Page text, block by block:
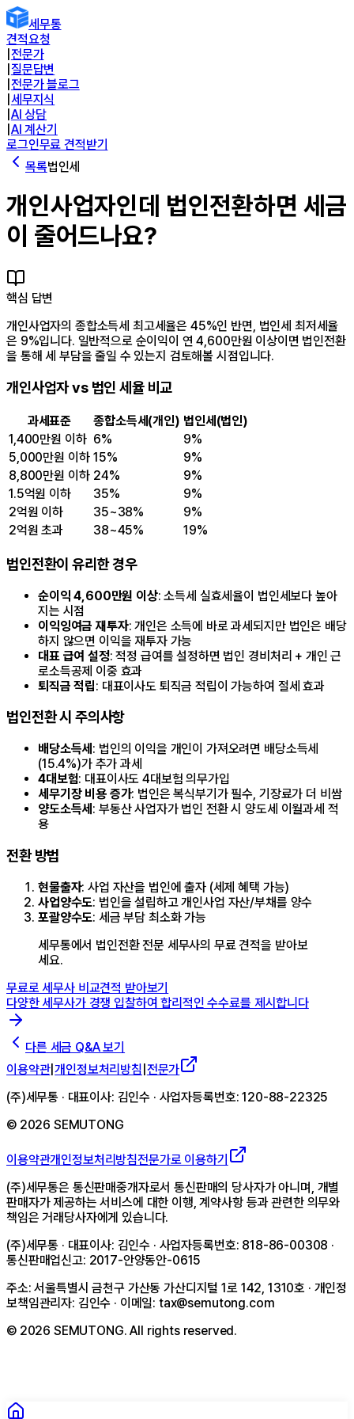
세무통
견적요청
전문가
질문답변
전문가 블로그
세무지식
AI 상담
AI 계산기
로그인무료 견적받기
목록법인세
개인사업자인데 법인전환하면 세금
이 줄어드나요?
핵심 답변
개인사업자의 종합소득세 최고세율은 45%인 반면, 법인세 최저세율
은 9%입니다. 일반적으로 순이익이 연 4,600만원 이상이면 법인전환
을 통해 세 부담을 줄일 수 있는지 검토해볼 시점입니다.
개인사업자 vs 법인 세율 비교
과세표준 종합소득세(개인) 법인세(법인)
1,400만원 이하 6%
9%
5,000만원 이하 15%
9%
8,800만원 이하 24%
9%
1.5억원 이하
35%
9%
2억원 이하
35~38%
9%
2억원 초과
38~45% 19%
법인전환이 유리한 경우
순이익 4,600만원 이상: 소득세 실효세율이 법인세보다 높아
지는 시점
이익잉여금 재투자: 개인은 소득에 바로 과세되지만 법인은 배당
하지 않으면 이익을 재투자 가능
대표 급여 설정: 적정 급여를 설정하면 법인 경비처리 + 개인 근
로소득공제 이중 효과
퇴직금 적립: 대표이사도 퇴직금 적립이 가능하여 절세 효과
법인전환 시 주의사항
배당소득세 : 법인의 이익을 개인이 가져오려면 배당소득세
(15.4%)가 추가 과세
4대보험: 대표이사도 4대보험 의무가입
세무기장 비용 증가: 법인은 복식부기가 필수, 기장료가 더 비쌈
양도소득세 : 부동산 사업자가 법인 전환 시 양도세 이월과세 적
용
전환 방법
현물출자: 사업 자산을 법인에 출자 (세제 혜택 가능)
사업양수도: 법인을 설립하고 개인사업 자산/부채를 양수
포괄양수도: 세금 부담 최소화 가능
세무통에서 법인전환 전문 세무사의 무료 견적을 받아보
세요.
무료로 세무사 비교견적 받아보기
다양한 세무사가 경쟁 입찰하여 합리적인 수수료를 제시합니다
다른 세금 Q&A 보기
이용약관|개인정보처리방침 전문가
(주)세무통 · 대표이사: 김인수 · 사업자등록번호: 120-88-22325
© 2026 SEMUTONG
이용약관개인정보처리방침전문가로 이용하기
(주)세무통은 통신판매중개자로서 통신판매의 당사자가 아니며, 개별
판매자가 제공하는 서비스에 대한 이행, 계약사항 등과 관련한 의무와
책임은 거래당사자에게 있습니다.
(주)세무통 · 대표이사: 김인수 · 사업자등록번호: 818-86-00308 ·
통신판매업신고: 2017-안양동안-0615
주소: 서울특별시 금천구 가산동 가산디지털 1로 142, 1310호 · 개인정
보책임관리자: 김인수 · 이메일: tax@semutong.com
© 2026 SEMUTONG. All rights reserved.